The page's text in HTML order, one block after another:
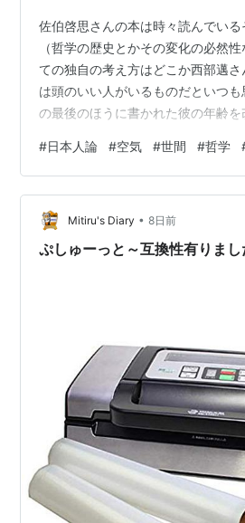
佐伯啓思さんの本は時々読んでい
（哲学の歴史とかその変化の必然
ての独自の考え方はどこか西部邁
は頭のいい人がいるものだといつ
の最後のほうに書かれた彼の年齢を
いう現実を見せられたが仕方無い、
いこうした場合は、少しでも味わ
うことにした広範な分野に渡って
は難しい便利な生成AIを使っても、
満足と思えるに違いない登場人物は
#日本人論 #空気 #世間 #哲学
Mitiru's Diary • 8日前
ぷしゅーっと～互換性有りま